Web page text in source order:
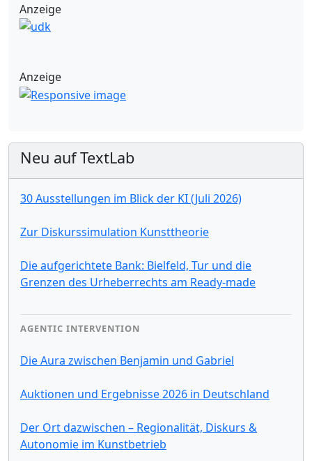
Anzeige
Anzeige
Neu auf TextLab
30 Ausstellungen im Blick der KI (Juli 2026)
Zur Diskurssimulation Kunsttheorie
Die aufgerichtete Bank: Bielfeld, Tur und die
Grenzen des Urheberrechts am Ready-made
AGENTIC INTERVENTION
Die Aura zwischen Benjamin und Gabriel
Auktionen und Ergebnisse 2026 in Deutschland
Der Ort dazwischen – Regionalität, Diskurs &
Autonomie im Kunstbetrieb